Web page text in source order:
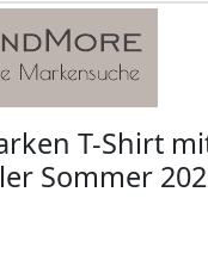
T-Shirt
Sommer